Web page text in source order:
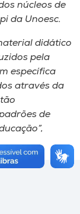
núcleos de
da Unoesc.
didático
pela
específica
através da
de